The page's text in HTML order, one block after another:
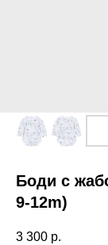
Боди с
9-12m)
3 300 р.